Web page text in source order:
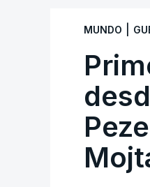
MUNDO